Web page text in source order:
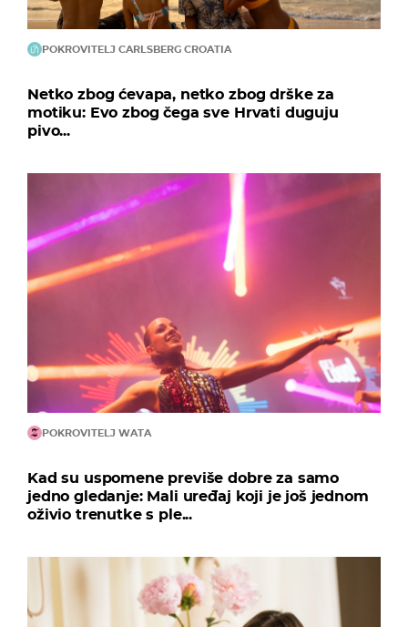
POKROVITELJ CARLSBERG CROATIA
Netko zbog ćevapa, netko zbog drške za
motiku: Evo zbog čega sve Hrvati duguju
pivo...
POKROVITELJ WATA
Kad su uspomene previše dobre za samo
jedno gledanje: Mali uređaj koji je još jednom
oživio trenutke s ple...